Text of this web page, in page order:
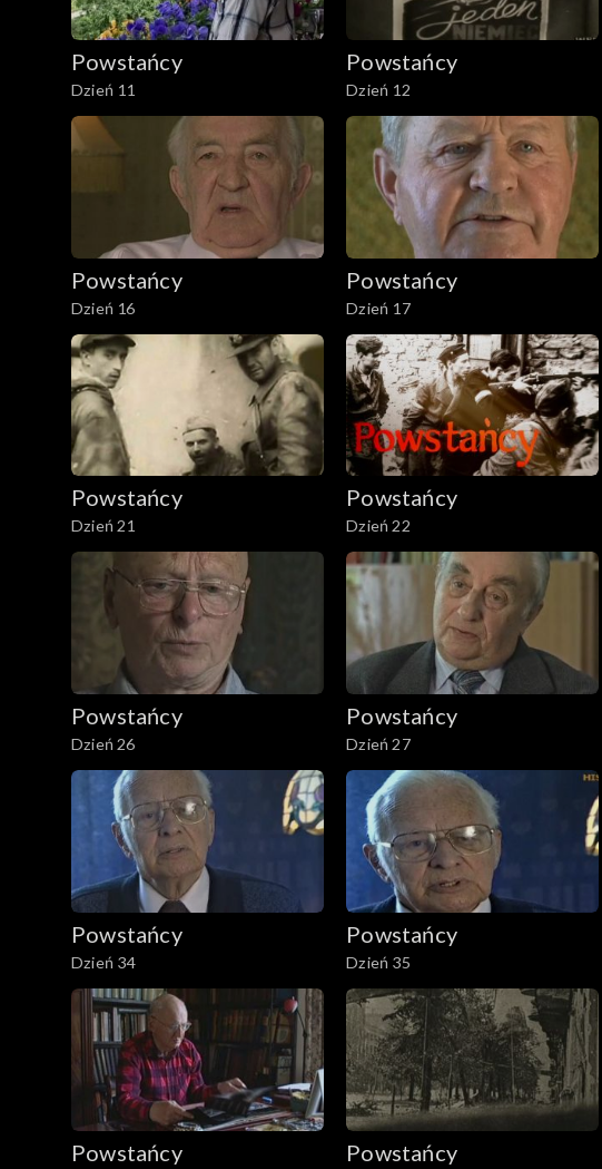
Powstańcy
Dzień 11
Powstańcy
Dzień 12
Powstańcy
Dzień 16
Powstańcy
Dzień 17
Powstańcy
Dzień 21
Powstańcy
Dzień 22
Powstańcy
Dzień 26
Powstańcy
Dzień 27
Powstańcy
Dzień 34
Powstańcy
Dzień 35
Powstańcy Powstańcy